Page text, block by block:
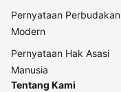
Pernyataan Perbudakan
Modern
Pernyataan Hak Asasi
Manusia
Tentang Kami